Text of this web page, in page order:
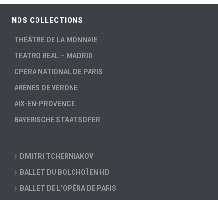
NOS COLLECTIONS
THÉÂTRE DE LA MONNAIE
TEATRO REAL – MADRID
OPÉRA NATIONAL DE PARIS
ARÈNES DE VÉRONE
AIX-EN-PROVENCE
BAYERISCHE STAATSOPER
DMITRI TCHERNIAKOV
BALLET DU BOLCHOÏ EN HD
BALLET DE L’OPÉRA DE PARIS